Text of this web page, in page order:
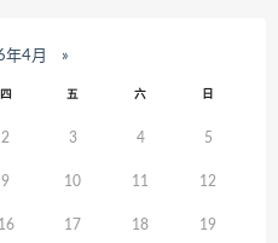
4月 »
四 五 六 日
2 3 4 5
9 10 11 12
16 17 18 19